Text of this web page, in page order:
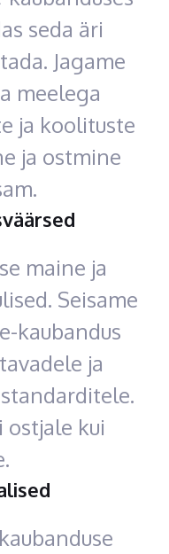
seda äri
Jagame
meelega
ja koolituste
ja ostmine
maine ja
Seisame
kaubandus
ja
ostjale kui